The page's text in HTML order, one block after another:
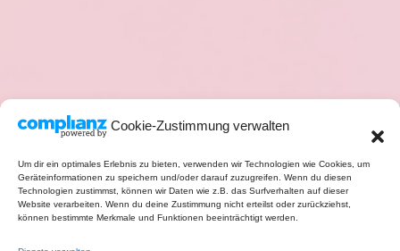
Cookie-Zustimmung verwalten
Um dir ein optimales Erlebnis zu bieten, verwenden wir Technologien wie Cookies, um
Geräteinformationen zu speichern und/oder darauf zuzugreifen. Wenn du diesen
Technologien zustimmst, können wir Daten wie z.B. das Surfverhalten auf dieser
Website verarbeiten. Wenn du deine Zustimmung nicht erteilst oder zurückziehst,
können bestimmte Merkmale und Funktionen beeinträchtigt werden.